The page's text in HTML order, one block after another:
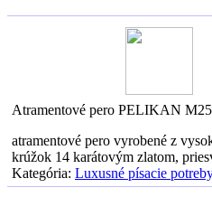
Atramentové pero PELIKAN
atramentové pero vyrobené z
krúžok 14 karátovým zlatom,
Kategória: Luxusné písacie